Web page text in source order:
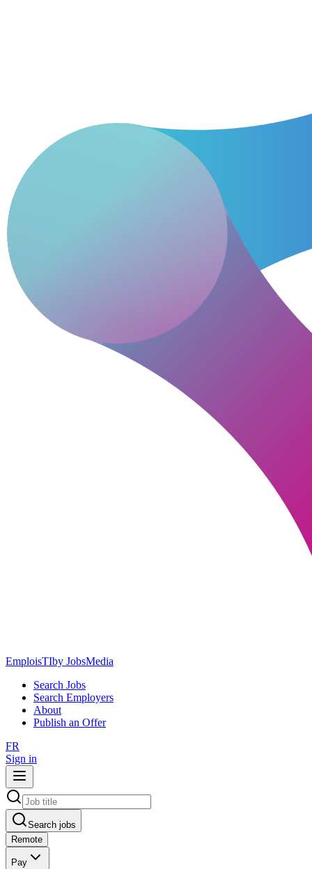
EmploisTIby JobsMedia
Search Jobs
Search Employers
About
Publish an Offer
FR
Sign in
Search jobs
Remote
Pay